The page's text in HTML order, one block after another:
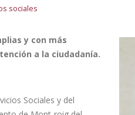
sociales
y con más
a la ciudadanía.
Sociales y del